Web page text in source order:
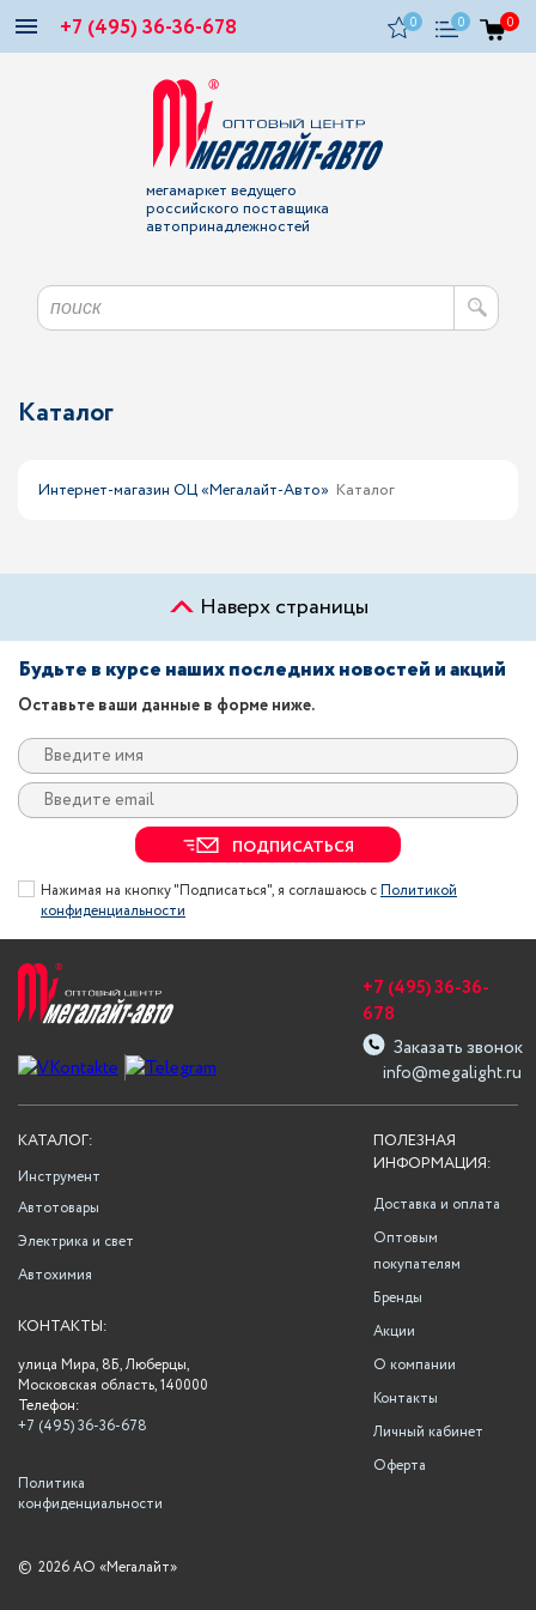
+7 (495) 36-36-678 0 0 0
мегамаркет ведущего
российского поставщика
автопринадлежностей
Каталог
Интернет-магазин ОЦ «Мегалайт-Авто» Каталог
Наверх страницы
Будьте в курсе наших последних новостей и акций
Оставьте ваши данные в форме ниже.
ПОДПИСАТЬСЯ
Нажимая на кнопку "Подписаться", я соглашаюсь сПолитикой
конфиденциальности
info@megalight.ru
+7 (495) 36-36-
678
Заказать звонок
ПОЛЕЗНАЯ
ИНФОРМАЦИЯ:
Доставка и оплата
Оптовым
покупателям
Бренды
Акции
О компании
Контакты
Личный кабинет
Оферта
КАТАЛОГ:
Инструмент
Автотовары
Электрика и свет
Автохимия
КОНТАКТЫ:
улица Мира, 8Б, Люберцы,
Московская область, 140000
Телефон:
+7 (495) 36-36-678
Политика
конфиденциальности
© 2026 АО «Мегалайт»